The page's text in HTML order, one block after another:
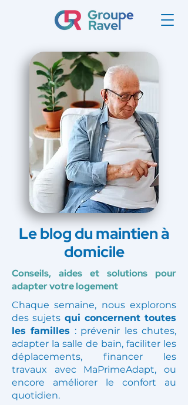
Le blog du maintien à
domicile
Conseils, aides et solutions pour
adapter votre logement
Chaque semaine, nous explorons
des sujets qui concernent toutes
les familles : prévenir les chutes,
adapter la salle de bain, faciliter les
déplacements, financer les
travaux avec MaPrimeAdapt, ou
encore améliorer le confort au
quotidien.